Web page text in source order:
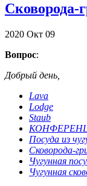
Сковорода-
2020 Окт 09
Вопрос:
Добрый день,
Lava
Lodge
Staub
Посуда из
Сковорода-
Чугунная
Чугунная